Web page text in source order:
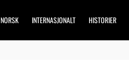
NORSK INTERNASJONALT HISTORIER